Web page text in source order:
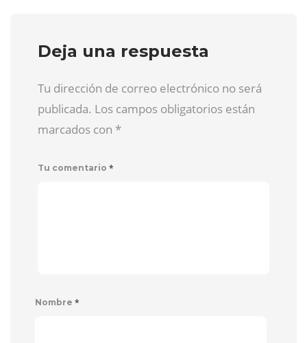
Deja una respuesta
Tu dirección de correo electrónico no será
publicada. Los campos obligatorios están
marcados con *
Tu comentario *
Nombre *